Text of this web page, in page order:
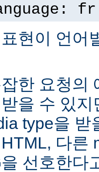
fr
현이 언어
한 요청의
을 수 있
type을
다른
선호한다